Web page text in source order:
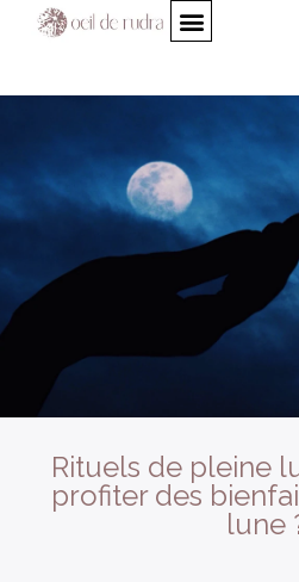
Rituels de pleine
profiter des
lune